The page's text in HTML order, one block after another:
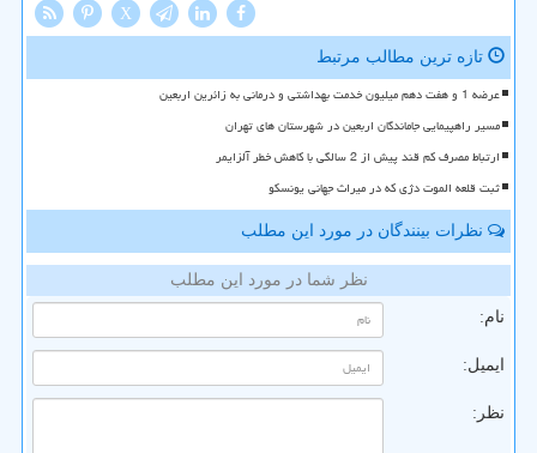
X
تازه ترین مطالب مرتبط
عرضه 1 و هفت دهم میلیون خدمت بهداشتی و درمانی به زائرین اربعین
مسیر راهپیمایی جاماندگان اربعین در شهرستان های تهران
ارتباط مصرف کم قند پیش از 2 سالگی با کاهش خطر آلزایمر
ثبت قلعه الموت دژی که در میراث جهانی یونسکو
نظرات بینندگان در مورد این مطلب
نظر شما در مورد این مطلب
نام:
ایمیل:
نظر: